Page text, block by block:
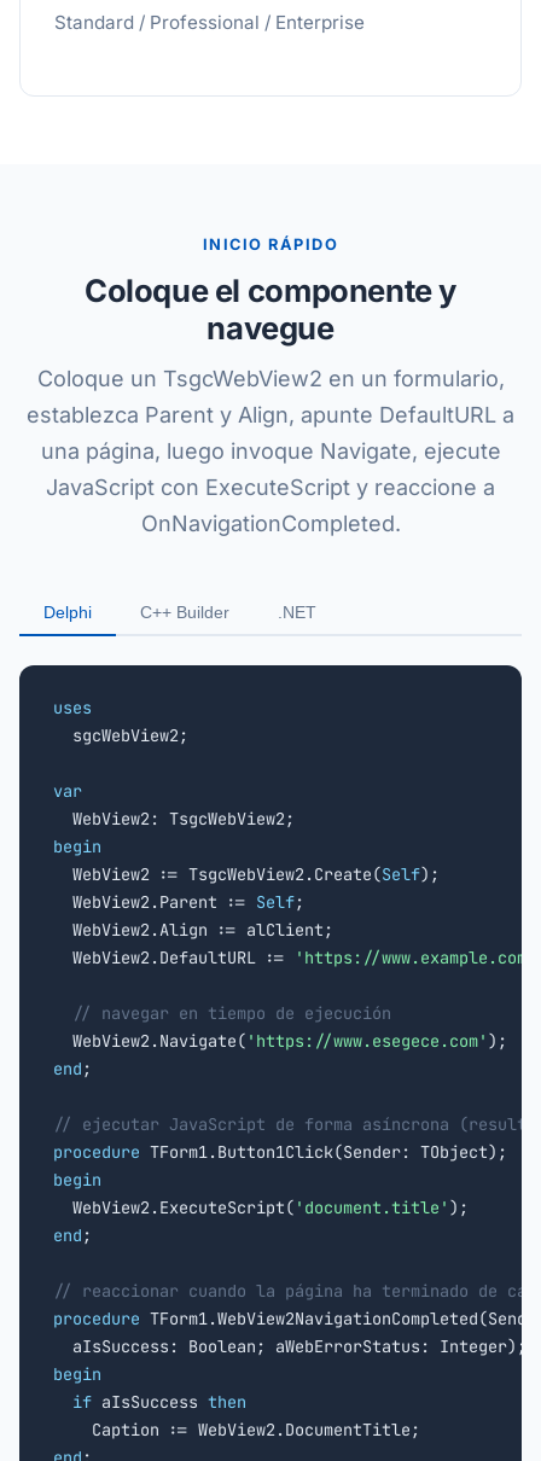
Standard / Professional / Enterprise
INICIO RÁPIDO
Coloque el componente y
navegue
Coloque un TsgcWebView2 en un formulario,
establezca Parent y Align, apunte DefaultURL a
una página, luego invoque Navigate, ejecute
JavaScript con ExecuteScript y reaccione a
OnNavigationCompleted.
Delphi C++ Builder .NET
uses
sgcWebView2;
var
begin
WebView2 := TsgcWebView2.Create(Self);
  WebView2.Parent :=
Self;
  WebView2.Align := alClient;
  WebView2.DefaultURL :=
'https://www.example.com'
// navegar en tiempo de ejecución
  WebView2.Navigate(
'https://www.esegece.com'
end ;
// ejecutar JavaScript de forma asíncrona
procedure
begin
WebView2.ExecuteScript( 'document.title'
end ;
// reaccionar cuando la página ha terminado de
procedure
begin
if aIsSuccess then